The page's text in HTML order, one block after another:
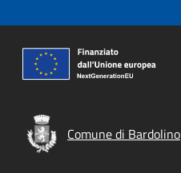
Comune di Bardolino